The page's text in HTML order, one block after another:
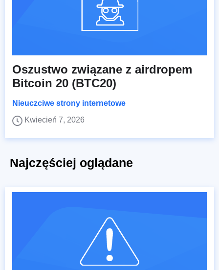
Oszustwo związane z airdropem
Bitcoin 20 (BTC20)
Nieuczciwe strony internetowe
Kwiecień 7, 2026
Najczęściej oglądane